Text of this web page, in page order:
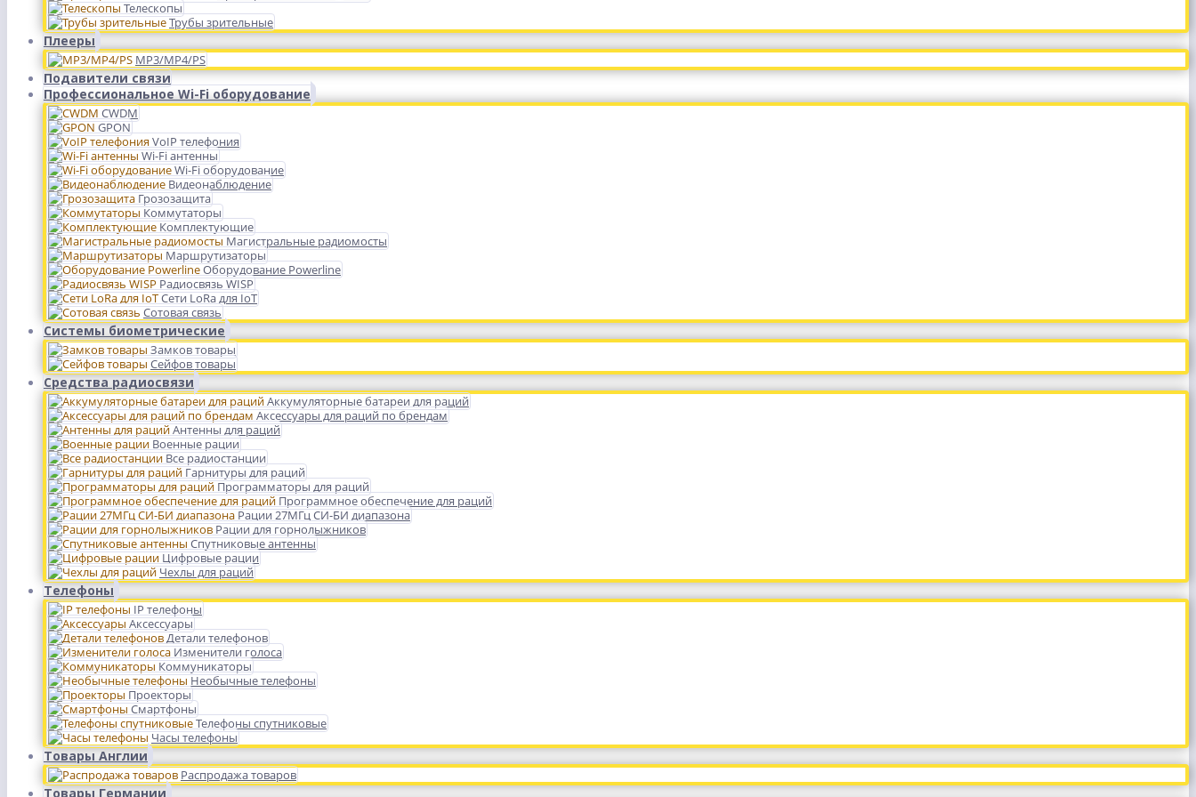
Телескопы
Трубы зрительные
Плееры
MP3/MP4/PS
Подавители связи
Профессиональное Wi-Fi оборудование
CWDM
GPON
VoIP телефония
Wi-Fi антенны
Wi-Fi оборудование
Видеонаблюдение
Грозозащита
Коммутаторы
Комплектующие
Магистральные радиомосты
Маршрутизаторы
Оборудование Powerline
Радиосвязь WISP
Сети LoRa для IoT
Сотовая связь
Системы биометрические
Замков товары
Сейфов товары
Средства радиосвязи
Аккумуляторные батареи для раций
Аксессуары для раций по брендам
Антенны для раций
Военные рации
Все радиостанции
Гарнитуры для раций
Программаторы для раций
Программное обеспечение для раций
Рации 27МГц СИ-БИ диапазона
Рации для горнолыжников
Спутниковые антенны
Цифровые рации
Чехлы для раций
Телефоны
IP телефоны
Аксессуары
Детали телефонов
Изменители голоса
Коммуникаторы
Необычные телефоны
Проекторы
Смартфоны
Телефоны спутниковые
Часы телефоны
Товары Англии
Распродажа товаров
Товары Германии